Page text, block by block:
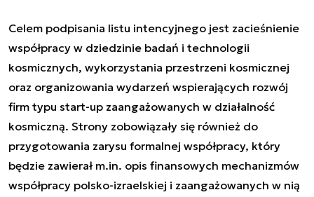
Celem podpisania listu intencyjnego jest zacieśnienie
współpracy w dziedzinie badań i technologii
kosmicznych, wykorzystania przestrzeni kosmicznej
oraz organizowania wydarzeń wspierających rozwój
firm typu start-up zaangażowanych w działalność
kosmiczną. Strony zobowiązały się również do
przygotowania zarysu formalnej współpracy, który
będzie zawierał m.in. opis finansowych mechanizmów
współpracy polsko-izraelskiej i zaangażowanych w nią